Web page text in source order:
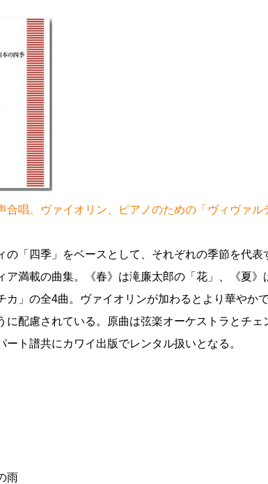
合唱、ヴァイオリン、ピアノのための「ヴィヴァ
の「四季」をベースとして、それぞれの季節を代
ア満載の曲集。《春》は滝廉太郎の「花」、《夏》
カ」の全4曲。ヴァイオリンが加わるとより華やか
に配慮されている。原曲は弦楽オーケストラとチ
ート譜共にカワイ出版でレンタル扱いとなる。
雨